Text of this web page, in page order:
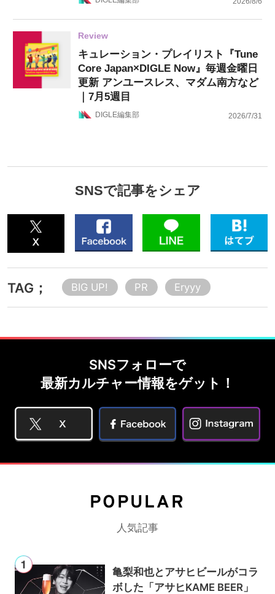
Review
キュレーション・プレイリスト『Tune
Core Japan×DIGLE Now』毎週金曜日
更新 アンユースレス、マダム南方など
｜7月5週目
DIGLE編集部 2026/7/31
SNSで記事をシェア
TAG； BIG UP! PR Eryyy
SNSフォローで
最新カルチャー情報をゲット！
POPULAR
人気記事
亀梨和也とアサヒビールがコラ
ボした「アサヒKAME BEER」